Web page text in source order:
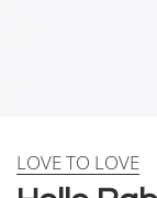
SkipLOVE TO LOVE